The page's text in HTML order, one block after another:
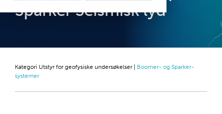
Sparker Seismisk lyd
Kategori Utstyr for geofysiske undersøkelser
Boomer- og Sparker-
systemer